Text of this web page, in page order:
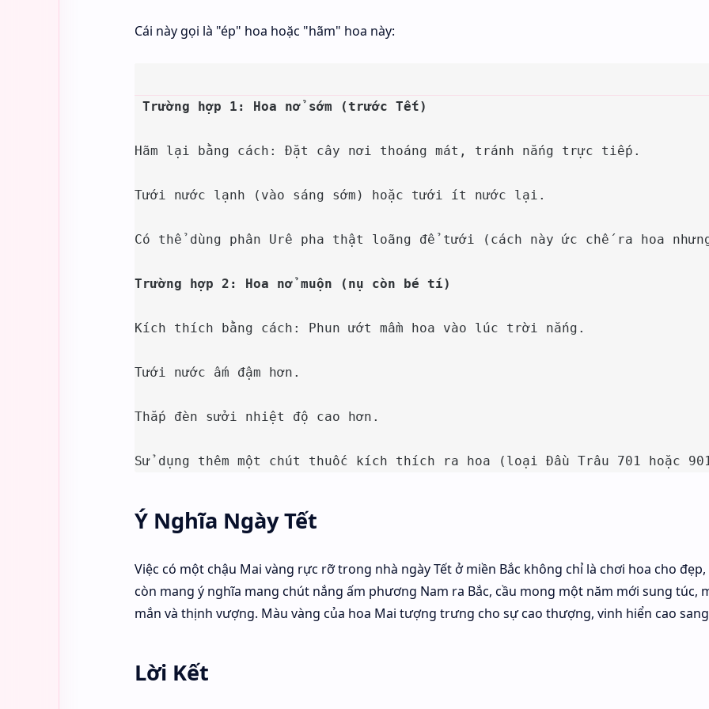
Cái này gọi là "ép" hoa hoặc "hãm" hoa này:
Trường hợp 1: Hoa nở sớm (trước Tết)
Hãm lại bằng cách: Đặt cây nơi thoáng mát, tránh nắng trực tiếp.
Tưới nước lạnh (vào sáng sớm) hoặc tưới ít nước lại.
Có thể dùng phân Urê pha thật loãng để tưới (cách này ức chế ra hoa
Trường hợp 2: Hoa nở muộn (nụ còn bé tí)
Kích thích bằng cách: Phun ướt mầm hoa vào lúc trời nắng.
Tưới nước ấm đậm hơn.
Thắp đèn sưởi nhiệt độ cao hơn.
Sử dụng thêm một chút thuốc kích thích ra hoa (loại Đầu Trâu 701 hoặc
Ý Nghĩa Ngày Tết
Việc có một chậu Mai vàng rực rỡ trong nhà ngày Tết ở miền Bắc không chỉ là chơi hoa cho đẹp,
còn mang ý nghĩa mang chút nắng ấm phương Nam ra Bắc, cầu mong một năm mới sung túc,
mắn và thịnh vượng. Màu vàng của hoa Mai tượng trưng cho sự cao thượng, vinh hiển cao
Lời Kết